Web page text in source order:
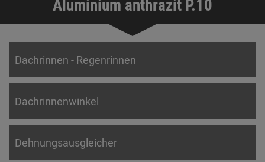
Dachrinnen - Regenrinnen
Dachrinnenwinkel
Dehnungsausgleicher